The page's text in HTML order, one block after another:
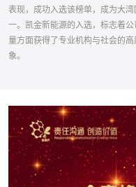
表现，成功入选该榜单，成为大
一。凯金新能源的入选，标志着
量方面获得了专业机构与社会的
象。